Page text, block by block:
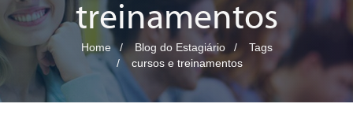
treinamentos
Home Blog do Estagiário
Tags
cursos e treinamentos